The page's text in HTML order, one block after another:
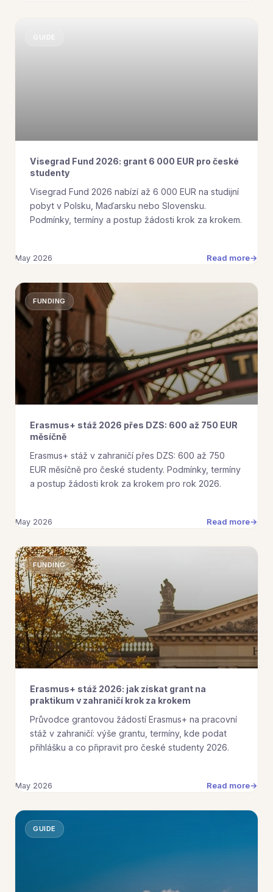
GUIDE
Visegrad Fund 2026: grant 6 000 EUR pro české
studenty
Visegrad Fund 2026 nabízí až 6 000 EUR na studijní
pobyt v Polsku, Maďarsku nebo Slovensku.
Podmínky, termíny a postup žádosti krok za krokem.
May 2026 Read more
FUNDING
Erasmus+ stáž 2026 přes DZS: 600 až 750 EUR
měsíčně
Erasmus+ stáž v zahraničí přes DZS: 600 až 750
EUR měsíčně pro české studenty. Podmínky, termíny
a postup žádosti krok za krokem pro rok 2026.
May 2026 Read more
FUNDING
Erasmus+ stáž 2026: jak získat grant na
praktikum v zahraničí krok za krokem
Průvodce grantovou žádostí Erasmus+ na pracovní
stáž v zahraničí: výše grantu, termíny, kde podat
přihlášku a co připravit pro české studenty 2026.
May 2026 Read more
GUIDE